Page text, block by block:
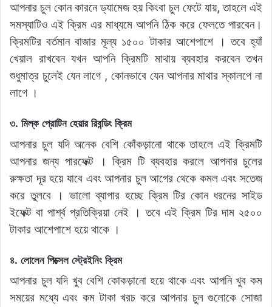
আপনার চুল কোন কারনে ড্যামেজ হয় কিংবা চুল ফেটে যায়, তাহলে এই
সমস্যাটিও এই ক্রিম এর মাধ্যমে আপনি ঠিক করে ফেলতে পারবেন।
ক্রিমটির বর্তমান বাজার মূল্য ১৫০০ টাকার আশেপাশে । তবে হ্যাঁ
খেয়াল রাখবেন যখন আপনি ক্রিমটি মাথায় ব্যবহার করবেন তখন
শুধুমাত্র চুলেই যেন লাগে , কোনভাবে যেন আপনার মাথার স্কালপে না
লাগে ।
৩. মিল্ক প্রোটিন হেয়ার রিবন্ডিং ক্রিম
আপনার চুল যদি অনেক বেশি কোঁকড়ানো থাকে তাহলে এই ক্রিমটি
আপনার জন্য পারফেক্ট । ক্রিম টি ব্যবহার করলে আপনার চুলের
রুক্ষতা দূর হয়ে যাবে এবং আপনার চুল আগের থেকে কমল এবং সতেজ
করে তুলবে । ভালো ব্যাপার হচ্ছে ক্রিম টির কোন ধরনের সাইড
ইফেক্ট বা পার্শ্ব প্রতিক্রিয়া নেই । তবে এই ক্রিম টির দাম ২৫০০
টাকার আশেপাশে হয়ে থাকে ।
৪. লোলেন পিক্সেল স্ট্রেইনিং ক্রিম
আপনার চুল যদি খুব বেশি কোকড়ানো হয়ে থাকে এবং আপনি খুব কম
সময়ের মধ্যে এবং কম টাকা খরচ করে আপনার চুল গুলোকে সোজা